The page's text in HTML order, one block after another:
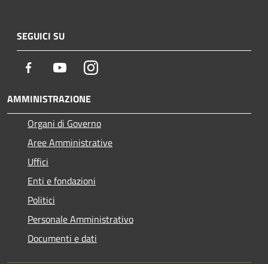
SEGUICI SU
Facebook YoutubeInstagram
AMMINISTRAZIONE
Organi di Governo
Aree Amministrative
Uffici
Enti e fondazioni
Politici
Personale Amministrativo
Documenti e dati